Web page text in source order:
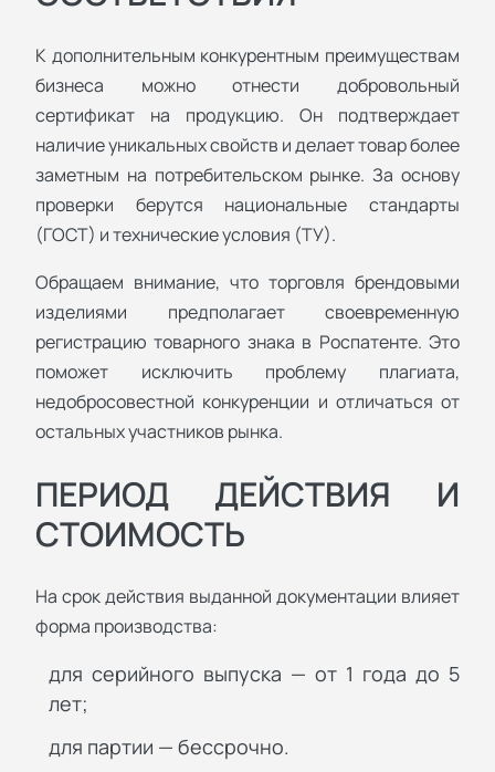
К дополнительным конкурентным преимуществам
бизнеса можно отнести добровольный
сертификат на продукцию. Он подтверждает
наличие уникальных свойств и делает товар более
заметным на потребительском рынке. За основу
проверки берутся национальные стандарты
(ГОСТ) и технические условия (ТУ).
Обращаем внимание, что торговля брендовыми
изделиями предполагает своевременную
регистрацию товарного знака в Роспатенте. Это
поможет исключить проблему плагиата,
недобросовестной конкуренции и отличаться от
остальных участников рынка.
ПЕРИОД ДЕЙСТВИЯ И
СТОИМОСТЬ
На срок действия выданной документации влияет
форма производства:
для серийного выпуска — от 1 года до 5
лет;
для партии — бессрочно.